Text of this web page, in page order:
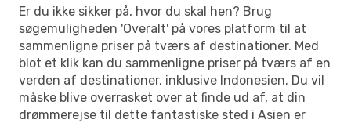
Er du ikke sikker på, hvor du skal hen? Brug
søgemuligheden 'Overalt' på vores platform til at
sammenligne priser på tværs af destinationer. Med
blot et klik kan du sammenligne priser på tværs af en
verden af destinationer, inklusive Indonesien. Du vil
måske blive overrasket over at finde ud af, at din
drømmerejse til dette fantastiske sted i Asien er